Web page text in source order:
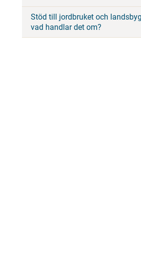
Stöd till jordbruket och
vad handlar det om?